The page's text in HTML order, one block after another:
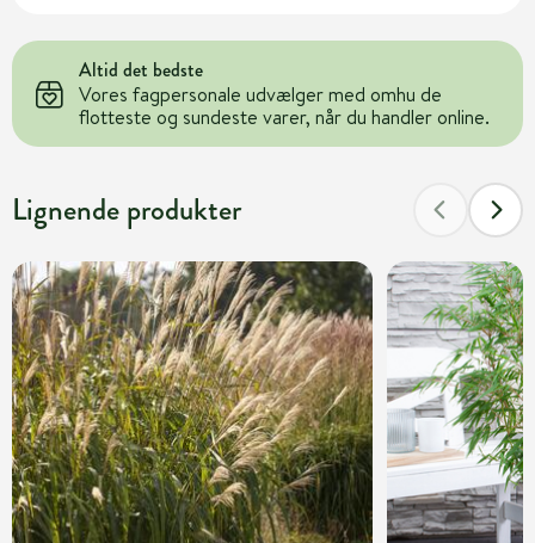
Altid det bedste
Vores fagpersonale udvælger med omhu de
flotteste og sundeste varer, når du handler online.
Lignende produkter